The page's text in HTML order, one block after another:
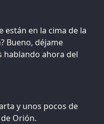
están en la cima de la
Bueno, déjame
ahora del
y unos pocos de
Orión.